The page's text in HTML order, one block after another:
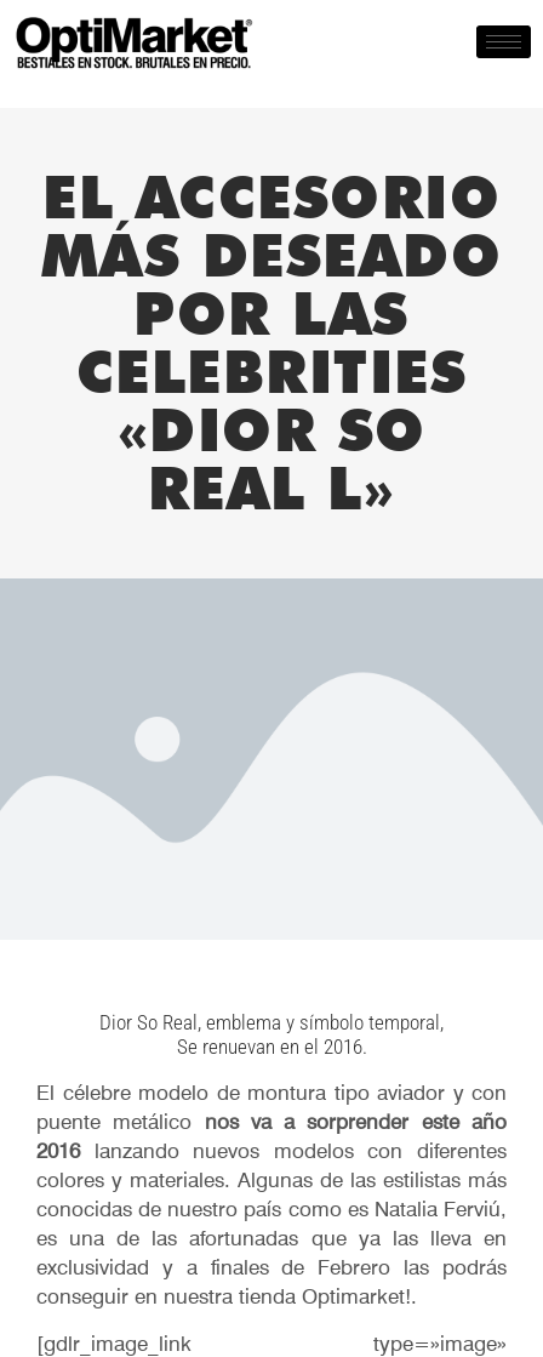
EL ACCESORIO
MÁS DESEADO
POR LAS
CELEBRITIES
«DIOR SO
REAL L»
Dior So Real, emblema y símbolo temporal,
Se renuevan en el 2016.
El célebre modelo de montura tipo aviador y con
puente metálico nos va a sorprender este año
2016lanzando nuevos modelos con diferentes
colores y materiales. Algunas de las estilistas más
conocidas de nuestro país como es Natalia Ferviú,
es una de las afortunadas que ya las lleva en
exclusividad y a finales de Febrero las podrás
conseguir en nuestra tienda Optimarket!.
[gdlr_image_link type=»image»